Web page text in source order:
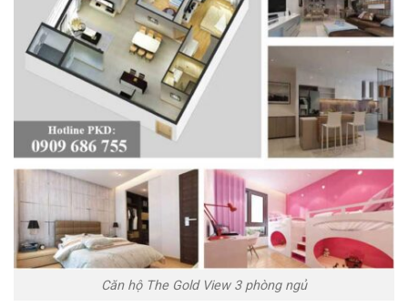
Căn hộ The Gold View 3 phòng ngủ